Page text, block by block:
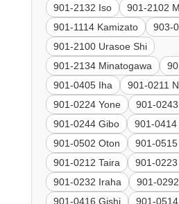
901-2132 Iso
901-2102
901-1114 Kamizato
903-
901-2100 Urasoe Shi
901-2134 Minatogawa
901-0405 Iha
901-0211
901-0224 Yone
901-
901-0244 Gibo
901-0414
901-0502 Oton
901-0515
901-0212 Taira
901-
901-0232 Iraha
901-
901-0416 Gishi
901-